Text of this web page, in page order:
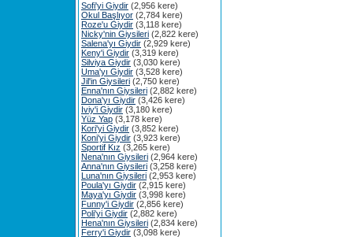
Sofi'yi Giydir (2,956 kere)
Okul Başlıyor (2,784 kere)
Roze'u Giydir (3,118 kere)
Nicky'nin Giysileri (2,822 kere)
Salena'yı Giydir (2,929 kere)
Keny'i Giydir (3,319 kere)
Silviya Giydir (3,030 kere)
Uma'yı Giydir (3,528 kere)
Jil'in Giysileri (2,750 kere)
Enna'nın Giysileri (2,882 kere)
Dona'yı Giydir (3,426 kere)
Iviy'i Giydir (3,180 kere)
Yüz Yap (3,178 kere)
Kori'yi Giydir (3,852 kere)
Koni'yi Giydir (3,923 kere)
Sportif Kız (3,265 kere)
Nena'nın Giysileri (2,964 kere)
Anna'nın Giysileri (3,258 kere)
Luna'nın Giysileri (2,953 kere)
Poula'yı Giydir (2,915 kere)
Maya'yı Giydir (3,998 kere)
Funny'i Giydir (2,856 kere)
Poli'yi Giydir (2,882 kere)
Hena'nın Giysileri (2,834 kere)
Ferry'i Giydir (3,098 kere)